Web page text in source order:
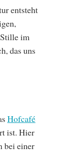
entsteht
im
das uns
Hofcafé
ist. Hier
bei einer